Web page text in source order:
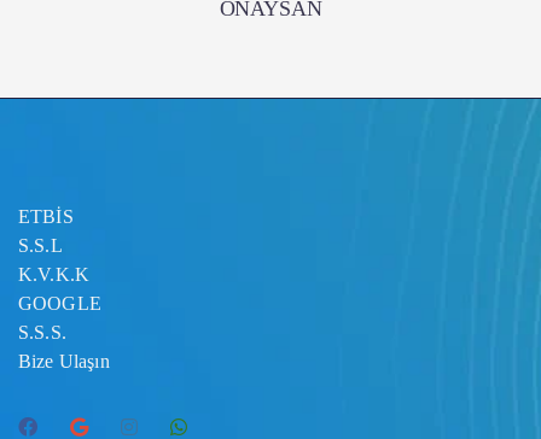
ÖNAYSAN
ETBİS
S.S.L
K.V.K.K
GOOGLE
S.S.S.
Bize Ulaşın